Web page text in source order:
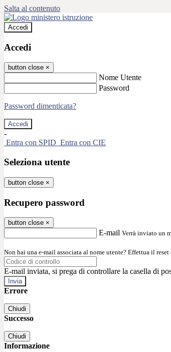
Salta al contenuto
Accedi
Accedi
button close ×
Nome Utente
Password
Password dimenticata?
-
Entra con SPID Entra con CIE
Seleziona utente
button close ×
Recupero password
button close ×
E-mail Verrà inviato un
Non hai una e-mail associata al nome utente? Effettua il
E-mail inviata, si prega di controllare la casella di
Errore
Chiudi
Successo
Chiudi
Informazione